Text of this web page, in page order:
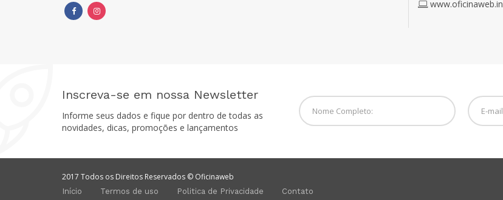
www.oficinaweb.in
Inscreva-se em nossa Newsletter
Informe seus dados e fique por dentro de todas as
novidades, dicas, promoções e lançamentos
2017 Todos os Direitos Reservados © Oficinaweb
Início Termos de uso Politica de Privacidade Contato